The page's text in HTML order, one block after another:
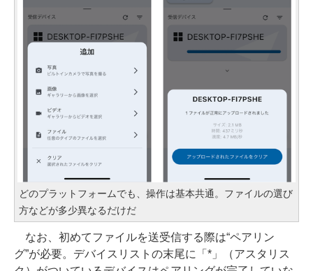
どのプラットフォームでも、操作は基本共通。ファイルの選び
方などが多少異なるだけだ
なお、初めてファイルを送受信する際は“ペアリン
グ”が必要。デバイスリストの末尾に「*」（アスタリス